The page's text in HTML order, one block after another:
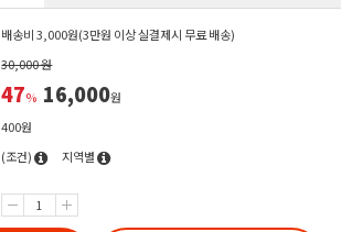
배송비 3,000원(3만원 이상 실결제시 무료 배송)
30,000 원
47% 16,000원
400원
(조건) 지역별